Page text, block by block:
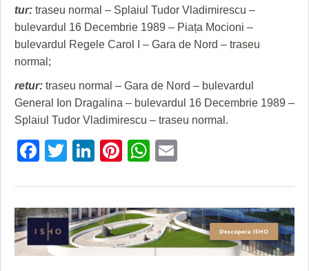
HARTA TIMIŞOAREI
LICEE, ŞCOLI ŞI GRĂDINIŢE DIN TIMIŞ
SFATUL MEDICULUI
tur: traseu normal – Splaiul Tudor Vladimirescu –
bulevardul 16 Decembrie 1989 – Piața Mocioni –
bulevardul Regele Carol I – Gara de Nord – traseu
normal;
retur: traseu normal – Gara de Nord – bulevardul
General Ion Dragalina – bulevardul 16 Decembrie 1989 –
Splaiul Tudor Vladimirescu – traseu normal.
Facebook
Twitter
LinkedIn
Pinterest
WhatsApp